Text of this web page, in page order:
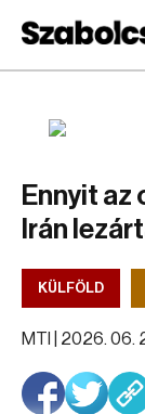
Ennyit
Irán
KÜLFÖLD
MTI | 2026. 06.